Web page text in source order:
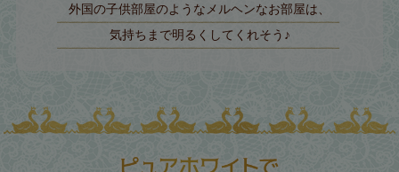
外国の子供部屋のようなメルヘンなお部屋は、
気持ちまで明るくしてくれそう♪